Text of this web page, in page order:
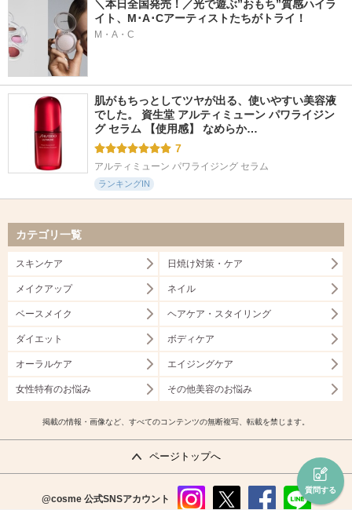
質問する
＼本日全国発売！／光で遊ぶ”おもち”質感ハイラ
イト、M･A･Cアーティストたちがトライ！
M・A・C
肌がもちっとしてツヤが出る、使いやすい美容液
でした。 資生堂 アルティミューン パワライジン
グ セラム 【使用感】 なめらか…
7
アルティミューン パワライジング セラム
ランキングIN
カテゴリ一覧
スキンケア 日焼け対策・ケア
メイクアップ ネイル
ベースメイク ヘアケア・スタイリング
ダイエット ボディケア
オーラルケア エイジングケア
女性特有のお悩み その他美容のお悩み
掲載の情報・画像など、すべてのコンテンツの無断複写、転載を禁じます。
ページトップへ
@cosme 公式SNSアカウント